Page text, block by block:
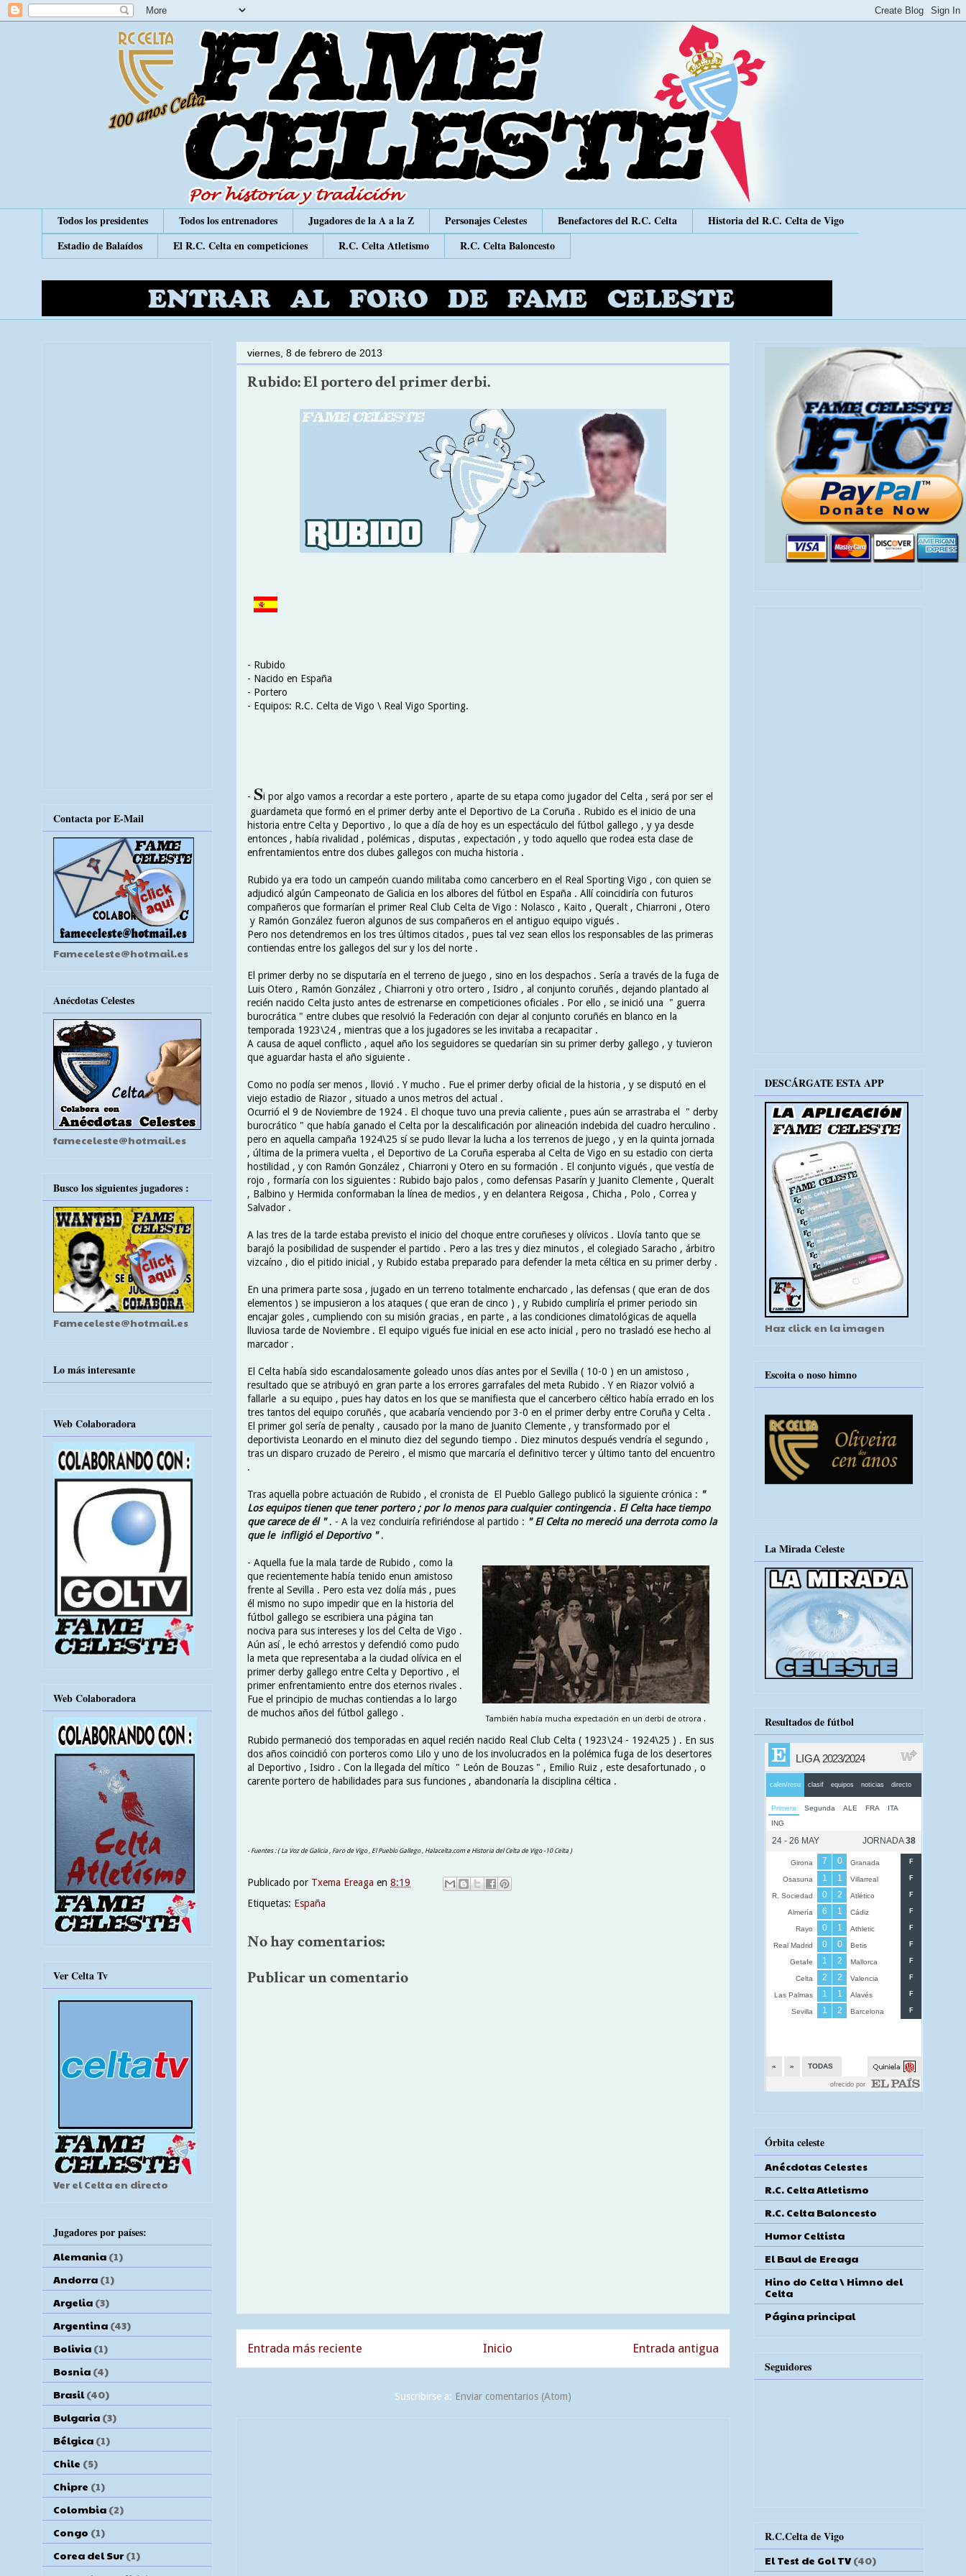
Todos los presidentes Todos los entrenadores Jugadores de la A a la Z Personajes Celestes Benefactores del R.C. Celta
Historia del R.C. Celta de Vigo
Estadio de Balaídos
El R.C. Celta en competiciones R.C. Celta Atletismo R.C. Celta Baloncesto
viernes, 8 de febrero de 2013
Rubido: El portero del primer derbi.
- Rubido
- Nacido en España
- Portero
- Equipos: R.C. Celta de Vigo \ Real Vigo Sporting.
- Si por algo vamos a recordar a este portero , aparte de su etapa como jugador del Celta , será por ser el
guardameta que formó en el primer derby ante el Deportivo de La Coruña . Rubido es el inicio de una
historia entre Celta y Deportivo , lo que a día de hoy es un espectáculo del fútbol gallego , y ya desde
entonces , había rivalidad , polémicas , disputas , expectación , y todo aquello que rodea esta clase de
enfrentamientos entre dos clubes gallegos con mucha historia .
Rubido ya era todo un campeón cuando militaba como cancerbero en el Real Sporting Vigo , con quien se
adjudicó algún Campeonato de Galicia en los albores del fútbol en España . Allí coincidiría con futuros
compañeros que formarían el primer Real Club Celta de Vigo : Nolasco , Kaito , Queralt , Chiarroni , Otero
y Ramón González fueron algunos de sus compañeros en el antiguo equipo vigués .
Pero nos detendremos en los tres últimos citados , pues tal vez sean ellos los responsables de las primeras
contiendas entre los gallegos del sur y los del norte .
El primer derby no se disputaría en el terreno de juego , sino en los despachos . Sería a través de la fuga de
Luis Otero , Ramón González , Chiarroni y otro ortero , Isidro , al conjunto coruñés , dejando plantado al
recién nacido Celta justo antes de estrenarse en competiciones oficiales . Por ello , se inició una " guerra
burocrática " entre clubes que resolvió la Federación con dejar al conjunto coruñés en blanco en la
temporada 1923\24 , mientras que a los jugadores se les invitaba a recapacitar .
A causa de aquel conflicto , aquel año los seguidores se quedarían sin su primer derby gallego , y tuvieron
que aguardar hasta el año siguiente .
Como no podía ser menos , llovió . Y mucho . Fue el primer derby oficial de la historia , y se disputó en el
viejo estadio de Riazor , situado a unos metros del actual .
Ocurrió el 9 de Noviembre de 1924 . El choque tuvo una previa caliente , pues aún se arrastraba el " derby
burocrático " que había ganado el Celta por la descalificación por alineación indebida del cuadro herculino .
pero en aquella campaña 1924\25 sí se pudo llevar la lucha a los terrenos de juego , y en la quinta jornada
, última de la primera vuelta , el Deportivo de La Coruña esperaba al Celta de Vigo en su estadio con cierta
hostilidad , y con Ramón González , Chiarroni y Otero en su formación . El conjunto vigués , que vestía de
rojo , formaría con los siguientes : Rubido bajo palos , como defensas Pasarín y Juanito Clemente , Queralt
, Balbino y Hermida conformaban la línea de medios , y en delantera Reigosa , Chicha , Polo , Correa y
Salvador .
A las tres de la tarde estaba previsto el inicio del choque entre coruñeses y olívicos . Llovía tanto que se
barajó la posibilidad de suspender el partido . Pero a las tres y diez minutos , el colegiado Saracho , árbitro
vizcaíno , dio el pitido inicial , y Rubido estaba preparado para defender la meta céltica en su primer derby .
En una primera parte sosa , jugado en un terreno totalmente encharcado , las defensas ( que eran de dos
elementos ) se impusieron a los ataques ( que eran de cinco ) , y Rubido cumpliría el primer periodo sin
encajar goles , cumpliendo con su misión gracias , en parte , a las condiciones climatológicas de aquella
lluviosa tarde de Noviembre . El equipo vigués fue inicial en ese acto inicial , pero no trasladó ese hecho al
marcador .
El Celta había sido escandalosamente goleado unos días antes por el Sevilla ( 10-0 ) en un amistoso ,
resultado que se atribuyó en gran parte a los errores garrafales del meta Rubido . Y en Riazor volvió a
fallarle a su equipo , pues hay datos en los que se manifiesta que el cancerbero céltico había errado en los
tres tantos del equipo coruñés , que acabaría venciendo por 3-0 en el primer derby entre Coruña y Celta .
El primer gol sería de penalty , causado por la mano de Juanito Clemente , y transformado por el
deportivista Leonardo en el minuto diez del segundo tiempo . Diez minutos después vendría el segundo ,
tras un disparo cruzado de Pereiro , el mismo que marcaría el definitivo tercer y último tanto del encuentro
.
Tras aquella pobre actuación de Rubido , el cronista de El Pueblo Gallego publicó la siguiente crónica : "
Los equipos tienen que tener portero ; por lo menos para cualquier contingencia . El Celta hace tiempo
que carece de él ". - A la vez concluiría refiriéndose al partido : " El Celta no mereció una derrota como la
que le infligió el Deportivo ".
También había mucha expectación en un derbi de otrora .
- Aquella fue la mala tarde de Rubido , como la
que recientemente había tenido enun amistoso
frente al Sevilla . Pero esta vez dolía más , pues
él mismo no supo impedir que en la historia del
fútbol gallego se escribiera una página tan
nociva para sus intereses y los del Celta de Vigo .
Aún así , le echó arrestos y defendió como pudo
la meta que representaba a la ciudad olívica en el
primer derby gallego entre Celta y Deportivo , el
primer enfrentamiento entre dos eternos rivales .
Fue el principio de muchas contiendas a lo largo
de muchos años del fútbol gallego .
Rubido permaneció dos temporadas en aquel recién nacido Real Club Celta ( 1923\24 - 1924\25 ) . En sus
dos años coincidió con porteros como Lilo y uno de los involucrados en la polémica fuga de los desertores
al Deportivo , Isidro . Con la llegada del mítico " León de Bouzas " , Emilio Ruiz , este desafortunado , o
carente portero de habilidades para sus funciones , abandonaría la disciplina céltica .
- Fuentes : ( La Voz de Galicia , Faro de Vigo , El Pueblo Gallego , Halacelta.com e Historia del Celta de Vigo -10 Celta )
Publicado por Txema Ereaga en 8:19
Etiquetas: España
No hay comentarios:
Publicar un comentario
Entrada más reciente Entrada antigua
Inicio
Suscribirse a: Enviar comentarios (Atom)
Contacta por E-Mail
Fameceleste@hotmail.es
Anécdotas Celestes
fameceleste@hotmail.es
Busco los siguientes jugadores :
Fameceleste@hotmail.es
Lo más interesante
Web Colaboradora
Web Colaboradora
Ver Celta Tv
Ver el Celta en directo
Jugadores por países:
Alemania (1)
Andorra (1)
Argelia (3)
Argentina (43)
Bolivia (1)
Bosnia (4)
Brasil (40)
Bulgaria (3)
Bélgica (1)
Chile (5)
Chipre (1)
Colombia (2)
Congo (1)
Corea del Sur (1)
DESCÁRGATE ESTA APP
Haz click en la imagen
Escoita o noso himno
La Mirada Celeste
Resultados de fútbol
Órbita celeste
Anécdotas Celestes
R.C. Celta Atletismo
R.C. Celta Baloncesto
Humor Celtista
El Baul de Ereaga
Hino do Celta \ Himno del
Celta
Página principal
Seguidores
R.C.Celta de Vigo
El Test de Gol TV (40)